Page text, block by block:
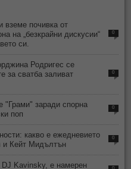
вземе почивка от
на „безкрайни дискусии“
си.
0
Родригес се
за сватба заливат
0
"Грами" заради спорна
поп
0
какво е ежедневието
и Кейт Мидълтън
0
Kavinsky, е намерен